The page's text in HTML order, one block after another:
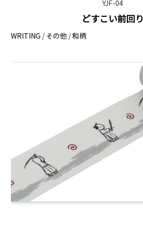
YJF-04
どすこい前回り
WRITING /その他 /和柄